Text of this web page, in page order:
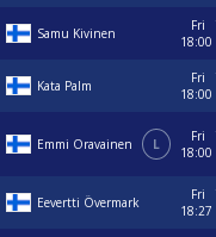
Samu Kivinen
Fri
18:00
Kata Palm
Fri
18:00
Emmi Oravainen L
Fri
18:00
Eevertti Övermark
Fri
18:27